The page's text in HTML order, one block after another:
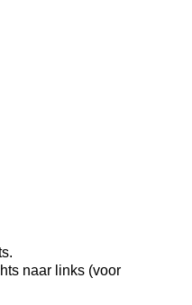
naar links (voor